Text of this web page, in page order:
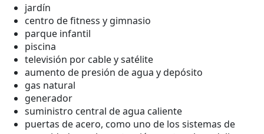
jardín
centro de fitness y gimnasio
parque infantil
piscina
televisión por cable y satélite
aumento de presión de agua y depósito
gas natural
generador
suministro central de agua caliente
puertas de acero, como uno de los sistemas de